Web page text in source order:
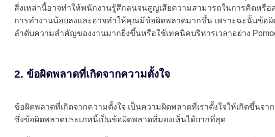
สิ่งเหล่านี้อาจทำให้พนักงานรู้สึกลนจนสูญเสียความสามารถในการคิดหรื
การทำงานน้อยลงและอาจทำให้คุณมีข้อผิดพลาดมากขึ้น เพราะฉะนั้นข้อ
ลำดับความสำคัญของงานมากยิ่งขึ้นหรือใช้เทคนิคบริหารเวลาอย่าง
2. ข้อผิดพลาดที่เกิดจากความตั้งใจ
ข้อผิดพลาดที่เกิดจากความตั้งใจ เป็นความผิดพลาดที่เราตั้งใจให้เกิดขึ้นจา
ซึ่งข้อผิดพลาดประเภทนี้เป็นข้อผิดพลาดที่มองเห็นได้ยากที่สุด